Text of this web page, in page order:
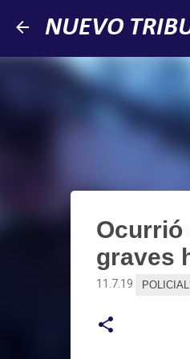
NUEVO
Ocurrió
graves
11.7.19